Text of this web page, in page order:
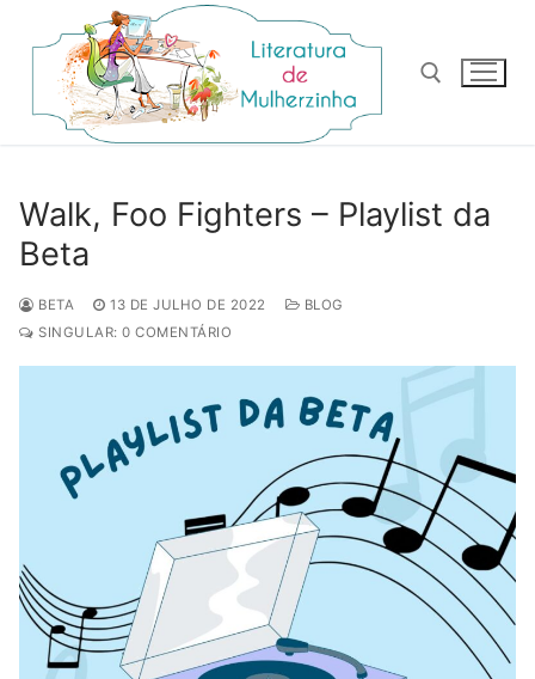
para
conteúdo
Walk, Foo Fighters – Playlist da
Beta
BETA 13 DE JULHO DE 2022
BLOG
SINGULAR: 0 COMENTÁRIO